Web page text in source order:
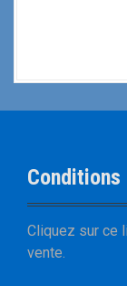
Conditions
Cliquez sur ce
vente.